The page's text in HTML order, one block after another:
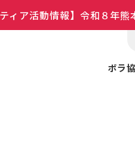
ィア活動情報】令和８年
ボラ